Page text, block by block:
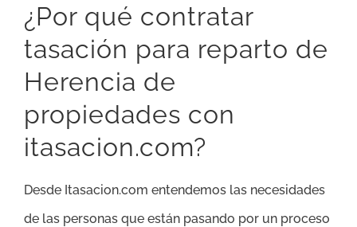
¿Por qué contratar
tasación para reparto de
Herencia de
propiedades con
itasacion.com?
Desde Itasacion.com entendemos las necesidades
de las personas que están pasando por un proceso